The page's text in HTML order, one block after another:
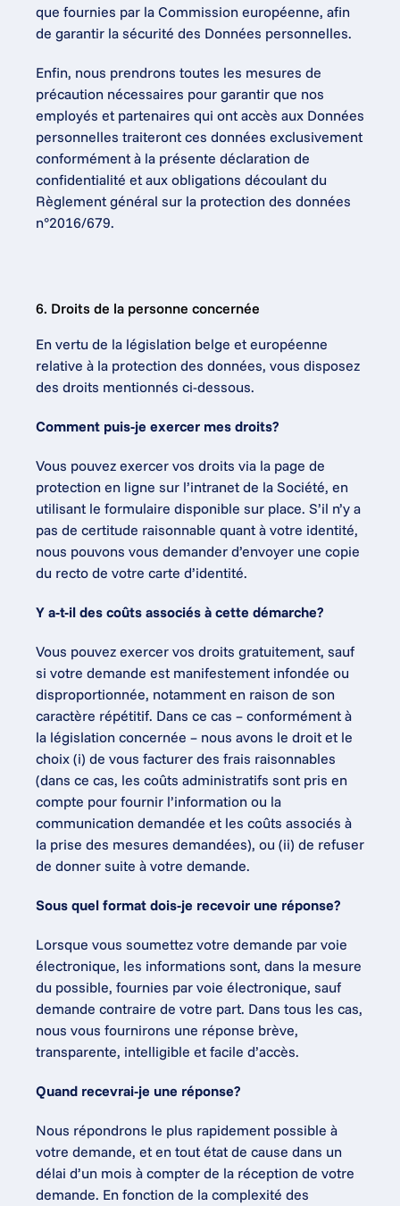
que fournies par la Commission européenne, afin
de garantir la sécurité des Données personnelles.
Enfin, nous prendrons toutes les mesures de
précaution nécessaires pour garantir que nos
employés et partenaires qui ont accès aux Données
personnelles traiteront ces données exclusivement
conformément à la présente déclaration de
confidentialité et aux obligations découlant du
Règlement général sur la protection des données
n°2016/679.
6. Droits de la personne concernée
En vertu de la législation belge et européenne
relative à la protection des données, vous disposez
des droits mentionnés ci-dessous.
Comment puis-je exercer mes droits?
Vous pouvez exercer vos droits via la page de
protection en ligne sur l’intranet de la Société, en
utilisant le formulaire disponible sur place. S’il n’y a
pas de certitude raisonnable quant à votre identité,
nous pouvons vous demander d’envoyer une copie
du recto de votre carte d’identité.
Y a-t-il des coûts associés à cette démarche?
Vous pouvez exercer vos droits gratuitement, sauf
si votre demande est manifestement infondée ou
disproportionnée, notamment en raison de son
caractère répétitif. Dans ce cas – conformément à
la législation concernée – nous avons le droit et le
choix (i) de vous facturer des frais raisonnables
(dans ce cas, les coûts administratifs sont pris en
compte pour fournir l’information ou la
communication demandée et les coûts associés à
la prise des mesures demandées), ou (ii) de refuser
de donner suite à votre demande.
Sous quel format dois-je recevoir une réponse?
Lorsque vous soumettez votre demande par voie
électronique, les informations sont, dans la mesure
du possible, fournies par voie électronique, sauf
demande contraire de votre part. Dans tous les cas,
nous vous fournirons une réponse brève,
transparente, intelligible et facile d’accès.
Quand recevrai-je une réponse?
Nous répondrons le plus rapidement possible à
votre demande, et en tout état de cause dans un
délai d’un mois à compter de la réception de votre
demande. En fonction de la complexité des